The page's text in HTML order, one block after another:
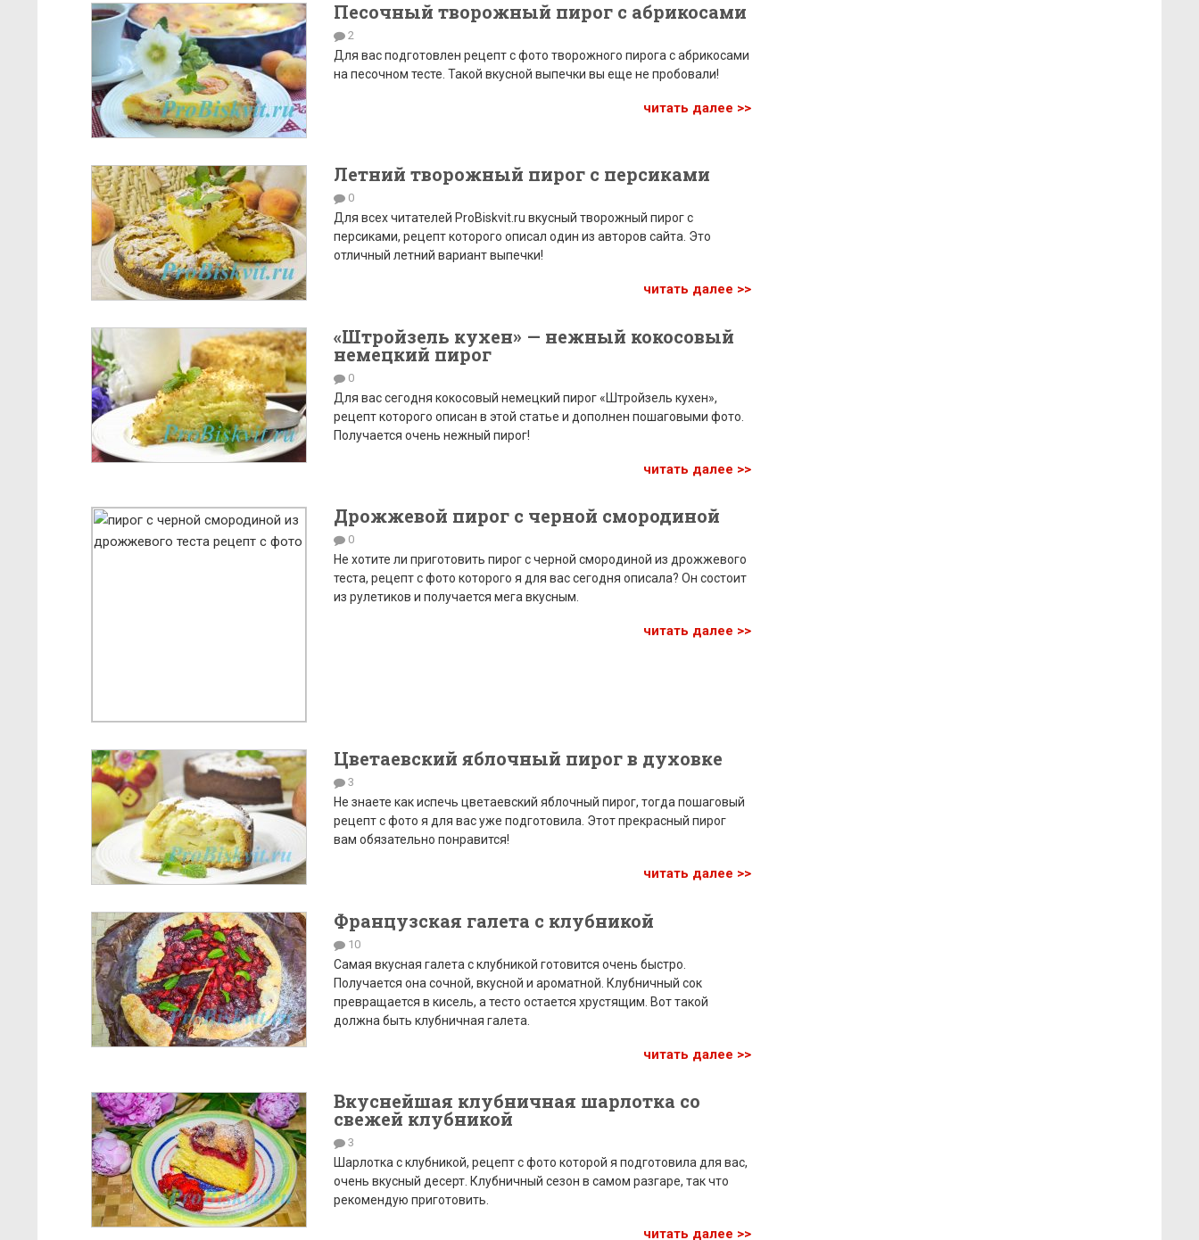
Песочный творожный пирог с абрикосами
2
Для вас подготовлен рецепт с фото творожного пирога с абрикосами
на песочном тесте. Такой вкусной выпечки вы еще не пробовали!
читать далее >>
Летний творожный пирог с персиками
0
Для всех читателей ProBiskvit.ru вкусный творожный пирог с
персиками, рецепт которого описал один из авторов сайта. Это
отличный летний вариант выпечки!
читать далее >>
«Штройзель кухен» — нежный кокосовый
немецкий пирог
0
Для вас сегодня кокосовый немецкий пирог «Штройзель кухен»,
рецепт которого описан в этой статье и дополнен пошаговыми фото.
Получается очень нежный пирог!
читать далее >>
Дрожжевой пирог с черной смородиной
0
Не хотите ли приготовить пирог с черной смородиной из дрожжевого
теста, рецепт с фото которого я для вас сегодня описала? Он состоит
из рулетиков и получается мега вкусным.
читать далее >>
Цветаевский яблочный пирог в духовке
3
Не знаете как испечь цветаевский яблочный пирог, тогда пошаговый
рецепт с фото я для вас уже подготовила. Этот прекрасный пирог
вам обязательно понравится!
читать далее >>
Французская галета с клубникой
10
Самая вкусная галета с клубникой готовится очень быстро.
Получается она сочной, вкусной и ароматной. Клубничный сок
превращается в кисель, а тесто остается хрустящим. Вот такой
должна быть клубничная галета.
читать далее >>
Вкуснейшая клубничная шарлотка со
свежей клубникой
3
Шарлотка с клубникой, рецепт с фото которой я подготовила для вас,
очень вкусный десерт. Клубничный сезон в самом разгаре, так что
рекомендую приготовить.
читать далее >>